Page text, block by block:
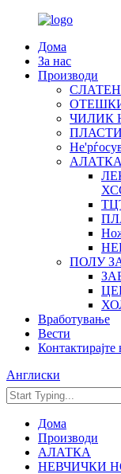
Дома
За нас
Производи
ЧИЛИК
АЛАТКА
ПОЛУ
Вработување
Вести
Контактирајте
Англиски
Дома
Производи
АЛАТКА
НЕВЧИЧКИ